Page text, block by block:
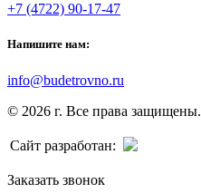
+7 (4722) 90-17-47
Напишите нам:
info@budetrovno.ru
© 2026 г. Все права защищены.
Сайт разработан:
Заказать звонок